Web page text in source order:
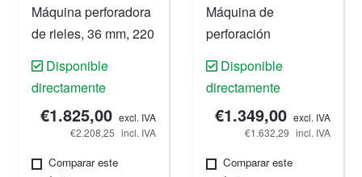
Máquina perforadora
de rieles, 36 mm, 220
Disponible
directamente
€1.825,00 excl. IVA
€2.208,25 incl. IVA
Comparar este
Máquina de
perforación
220 V.
Disponible
directamente
€1.349,00 excl. IVA
€1.632,29 incl. IVA
Comparar este